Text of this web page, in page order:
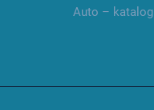
Auto – katalog